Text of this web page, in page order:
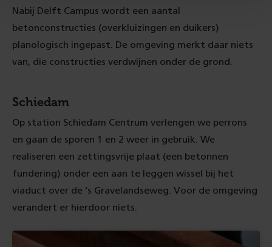
Nabij Delft Campus wordt een aantal
betonconstructies (overkluizingen en duikers)
planologisch ingepast. De omgeving merkt daar niets
van, die constructies verdwijnen onder de grond.
Schiedam
Op station Schiedam Centrum verlengen we perrons
en gaan de sporen 1 en 2 weer in gebruik. We
realiseren een zettingsvrije plaat (een betonnen
fundering) onder een aan te leggen wissel bij het
viaduct over de ’s Gravelandseweg. Voor de omgeving
verandert er hierdoor niets.